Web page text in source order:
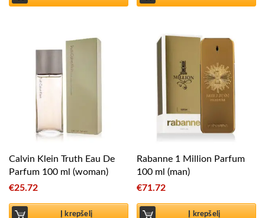
Calvin Klein Truth Eau De
Parfum 100 ml (woman)
€25.72
Į krepšelį
Rabanne 1 Million Parfum
100 ml (man)
€71.72
Į krepšelį